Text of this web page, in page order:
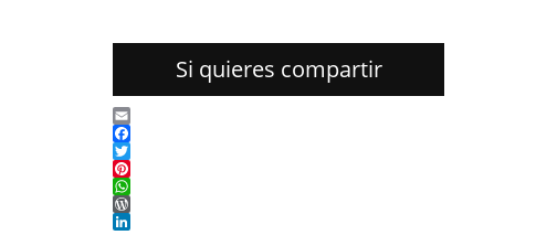
Si quieres compartir
Email
Facebook
Twitter
Pinterest
WhatsApp
WordPress